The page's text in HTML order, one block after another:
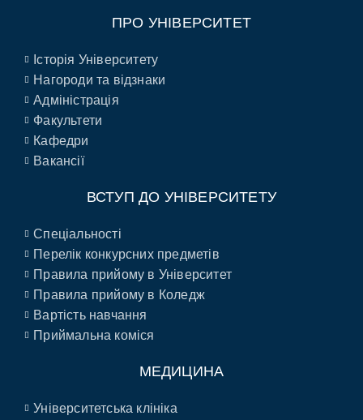
ПРО УНІВЕРСИТЕТ
Історія Університету
Нагороди та відзнаки
Адміністрація
Факультети
Кафедри
Вакансії
ВСТУП ДО УНІВЕРСИТЕТУ
Спеціальності
Перелік конкурсних предметів
Правила прийому в Університет
Правила прийому в Коледж
Вартість навчання
Приймальна коміся
МЕДИЦИНА
Університетська клініка